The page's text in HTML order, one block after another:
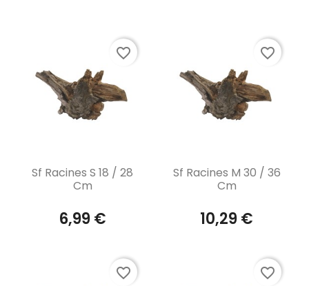
Aperçu rapide
Sf Racines S 18 / 28
Cm
6,99 €
favorite_border
Aperçu rapide
Sf Racines M 30 / 36
Cm
10,29 €
favorite_border
favorite_border favorite_border